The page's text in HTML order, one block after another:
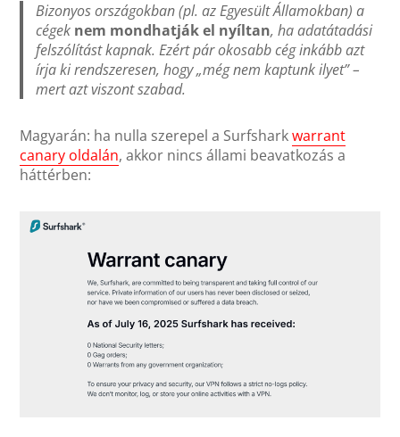
Bizonyos országokban (pl. az Egyesült Államokban) a
cégek nem mondhatják el nyíltan, ha adatátadási
felszólítást kapnak. Ezért pár okosabb cég inkább azt
írja ki rendszeresen, hogy „még nem kaptunk ilyet” –
mert azt viszontszabad.
Magyarán: ha nulla szerepel a Surfsharkwarrant
canary oldalán, akkor nincs állami beavatkozás a
háttérben: